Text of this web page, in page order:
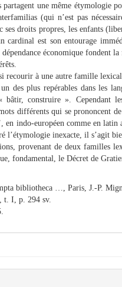
partagent une même étymologie
(qui n’est pas
ses droits propres, les enfants
cardinal est son entourage
économique fondent
recourir à une autre famille
des plus repérables dans les
bâtir, construire ». Cependant
différents qui se prononcent
en indo-européen comme en
l’étymologie inexacte, il s’agit
provenant de deux familles
fondamental, le Décret de
bibliotheca …, Paris, J.-P.
t. I, p. 294 sv.